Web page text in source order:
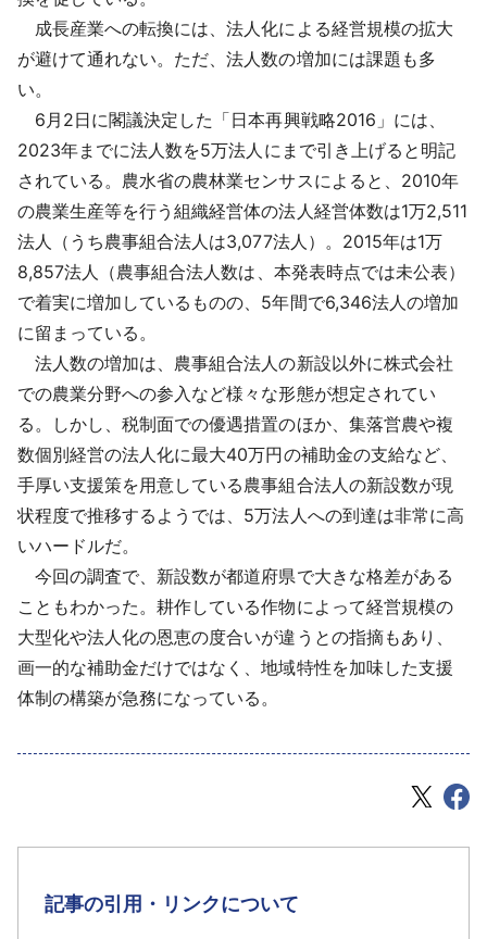
成長産業への転換には、法人化による経営規模の拡大
が避けて通れない。ただ、法人数の増加には課題も多
い。
6月2日に閣議決定した「日本再興戦略2016」には、
2023年までに法人数を5万法人にまで引き上げると明記
されている。農水省の農林業センサスによると、2010年
の農業生産等を行う組織経営体の法人経営体数は1万2,511
法人（うち農事組合法人は3,077法人）。2015年は1万
8,857法人（農事組合法人数は、本発表時点では未公表）
で着実に増加しているものの、5年間で6,346法人の増加
に留まっている。
法人数の増加は、農事組合法人の新設以外に株式会社
での農業分野への参入など様々な形態が想定されてい
る。しかし、税制面での優遇措置のほか、集落営農や複
数個別経営の法人化に最大40万円の補助金の支給など、
手厚い支援策を用意している農事組合法人の新設数が現
状程度で推移するようでは、5万法人への到達は非常に高
いハードルだ。
今回の調査で、新設数が都道府県で大きな格差がある
こともわかった。耕作している作物によって経営規模の
大型化や法人化の恩恵の度合いが違うとの指摘もあり、
画一的な補助金だけではなく、地域特性を加味した支援
体制の構築が急務になっている。
記事の引用・リンクについて